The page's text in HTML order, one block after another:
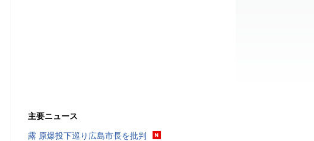
主要ニュース
露 原爆投下巡り広島市長を批判